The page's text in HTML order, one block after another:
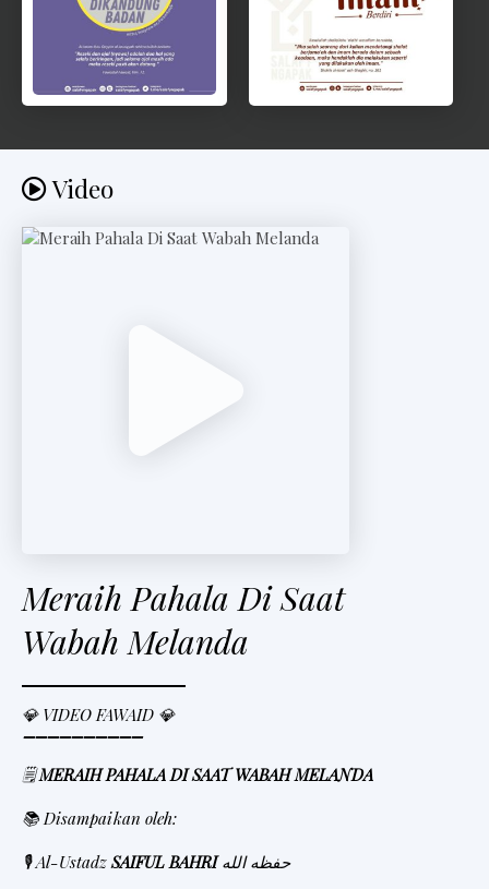
Video
Meraih Pahala Di Saat
Wabah Melanda
💎 VIDEO FAWAID 💎
➖➖➖➖➖➖➖➖➖➖
🗒MERAIH PAHALA DI SAAT WABAH MELANDA
📚 Disampaikan oleh:
🎙 Al-UstadzSAIFUL BAHRI حفظه الله